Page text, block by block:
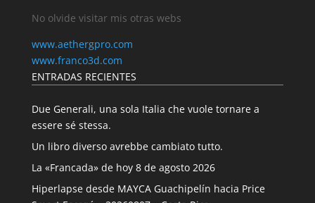
No olvide visitar mis otras webs
www.aethergpro.com
www.franco3d.com
ENTRADAS RECIENTES
Due Generali, una sola Italia che vuole tornare a
essere sé stessa.
Un libro diverso avrebbe cambiato tutto.
La «Francada» de hoy 8 de agosto 2026
Hiperlapse desde MAYCA Guachipelín hacia Price